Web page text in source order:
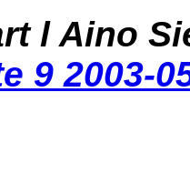
l Aino
9 2003-